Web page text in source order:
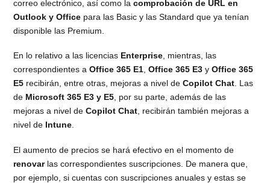
correo electrónico, así como lacomprobación de URL en
Outlook y Office para las Basic y las Standard que ya tenían
disponible las Premium.
En lo relativo a las licencias Enterprise, mientras, las
correspondientes aOffice 365 E1,Office 365 E3 yOffice 365
E5 recibirán, entre otras, mejoras a nivel deCopilot Chat. Las
de Microsoft 365 E3 y E5, por su parte, además de las
mejoras a nivel de Copilot Chat, recibirán también mejoras a
nivel de Intune.
El aumento de precios se hará efectivo en el momento de
renovarlas correspondientes suscripciones. De manera que,
por ejemplo, si cuentas con suscripciones anuales y estas se